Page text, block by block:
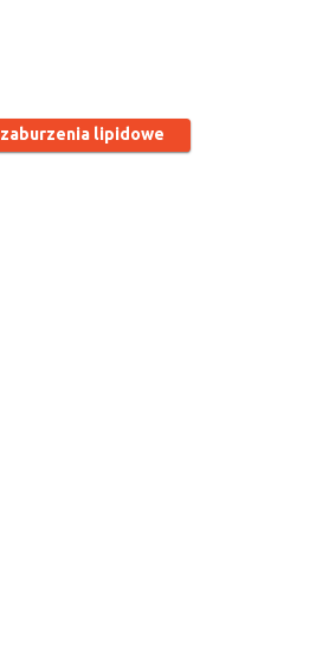
zaburzenia lipidowe